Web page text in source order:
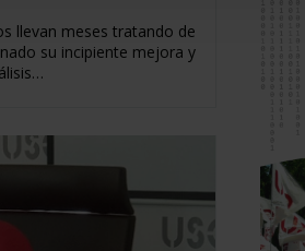
llevan meses tratando de
su incipiente mejora y